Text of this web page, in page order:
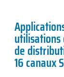
de
16 canaux